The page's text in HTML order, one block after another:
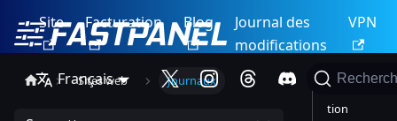
Site Facturation Blog
Journal des
modifications
VPN
Français
Sites web Journaux
Introduc
tion